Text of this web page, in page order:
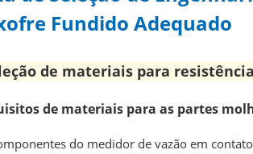
Fundido Adequado
de materiais para
de materiais para as partes
do medidor de vazão em